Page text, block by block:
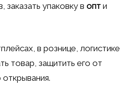
упаковку в опт и
в рознице, логистике,
товар, защитить его от